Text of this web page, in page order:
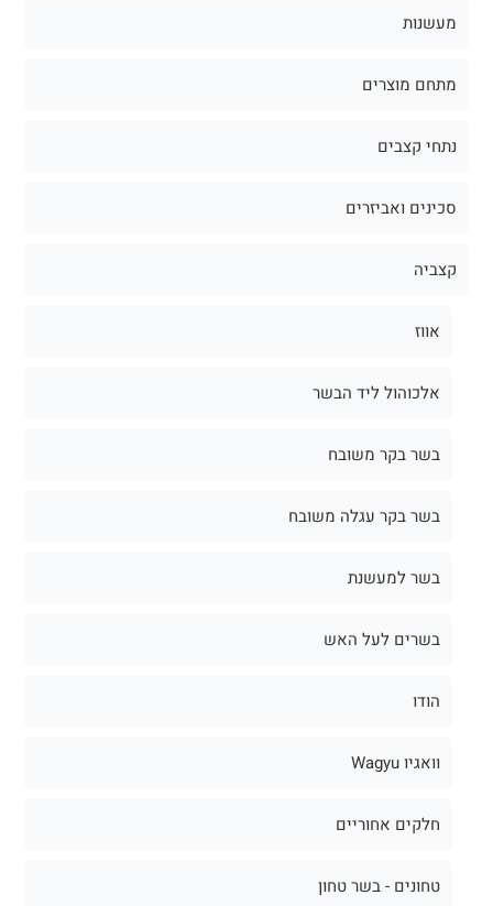
מעשנות
מתחם מוצרים
נתחי קצבים
סכינים ואביזרים
קצביה
אווז
אלכוהול ליד הבשר
בשר בקר משובח
בשר בקר עגלה משובח
בשר למעשנת
בשרים לעל האש
הודו
וואגיו Wagyu
חלקים אחוריים
טחונים - בשר טחון